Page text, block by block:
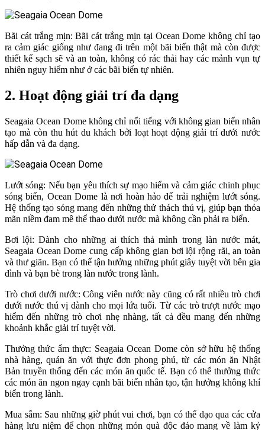
Bãi cát trắng mịn: Bãi cát trắng mịn tại Ocean Dome không chỉ tạo
ra cảm giác giống như đang đi trên một bãi biển thật mà còn được
thiết kế sạch sẽ và an toàn, không có rác thải hay các mảnh vụn tự
nhiên nguy hiểm như ở các bãi biển tự nhiên.
2. Hoạt động giải trí đa dạng
Seagaia Ocean Dome không chỉ nổi tiếng với không gian biển nhân
tạo mà còn thu hút du khách bởi loạt hoạt động giải trí dưới nước
hấp dẫn và đa dạng.
Lướt sóng: Nếu bạn yêu thích sự mạo hiểm và cảm giác chinh phục
sóng biển, Ocean Dome là nơi hoàn hảo để trải nghiệm lướt sóng.
Hệ thống tạo sóng mang đến những thử thách thú vị, giúp bạn thỏa
mãn niềm đam mê thể thao dưới nước mà không cần phải ra biển.
Bơi lội: Dành cho những ai thích thả mình trong làn nước mát,
Seagaia Ocean Dome cung cấp không gian bơi lội rộng rãi, an toàn
và thư giãn. Bạn có thể tận hưởng những phút giây tuyệt vời bên gia
đình và bạn bè trong làn nước trong lành.
Trò chơi dưới nước: Công viên nước này cũng có rất nhiều trò chơi
dưới nước thú vị dành cho mọi lứa tuổi. Từ các trò trượt nước mạo
hiểm đến những trò chơi nhẹ nhàng, tất cả đều mang đến những
khoảnh khắc giải trí tuyệt vời.
Thưởng thức ẩm thực: Seagaia Ocean Dome còn sở hữu hệ thống
nhà hàng, quán ăn với thực đơn phong phú, từ các món ăn Nhật
Bản truyền thống đến các món ăn quốc tế. Bạn có thể thưởng thức
các món ăn ngon ngay cạnh bãi biển nhân tạo, tận hưởng không khí
biển trong lành.
Mua sắm: Sau những giờ phút vui chơi, bạn có thể dạo qua các cửa
hàng lưu niệm để chọn những món quà độc đáo mang về làm kỷ